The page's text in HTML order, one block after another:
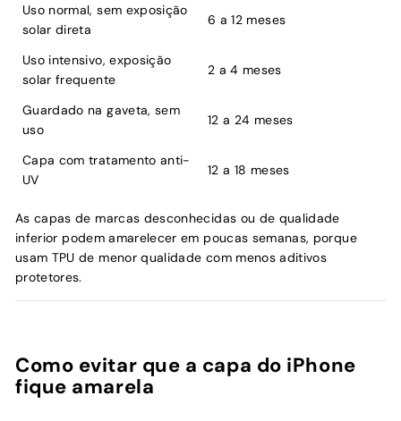
Uso normal, sem exposição
solar direta
6 a 12 meses
Uso intensivo, exposição
solar frequente
2 a 4 meses
Guardado na gaveta, sem
uso
12 a 24 meses
Capa com tratamento anti-
UV
12 a 18 meses
As capas de marcas desconhecidas ou de qualidade
inferior podem amarelecer em poucas semanas, porque
usam TPU de menor qualidade com menos aditivos
protetores.
Como evitar que a capa do iPhone
fique amarela